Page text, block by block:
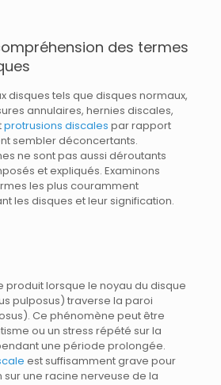
des termes
disques tels que disques normaux,
annulaires, hernies discales,
protrusions discales par rapport
sembler déconcertants.
ne sont pas aussi déroutants
et expliqués. Examinons
les plus couramment
les disques et leur signification.
produit lorsque le noyau du disque
pulposus) traverse la paroi
Ce phénomène peut être
ou un stress répété sur la
une période prolongée.
est suffisamment grave pour
une racine nerveuse de la